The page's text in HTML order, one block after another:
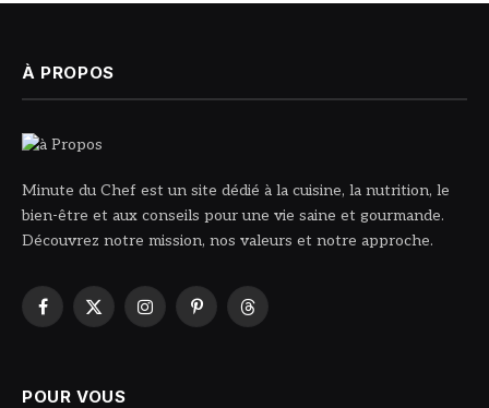
À PROPOS
Minute du Chef est un site dédié à la cuisine, la nutrition, le
bien-être et aux conseils pour une vie saine et gourmande.
Découvrez notre mission, nos valeurs et notre approche.
Facebook
X
InstagramPinterestThreads
POUR VOUS